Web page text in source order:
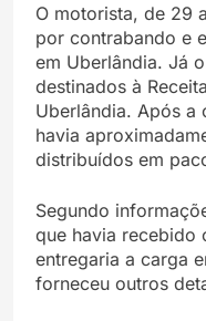
O motorista, de 29
por contrabando e
em Uberlândia. Já
destinados à
Uberlândia. Após a
havia
distribuídos em
Segundo
que havia recebido
entregaria a carga
forneceu outros